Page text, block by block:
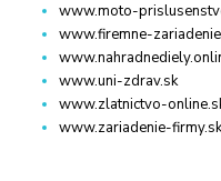
www.moto-
www.firemne-
www.uni-zdrav.sk
www.zlatnictvo-
www.zariadenie-